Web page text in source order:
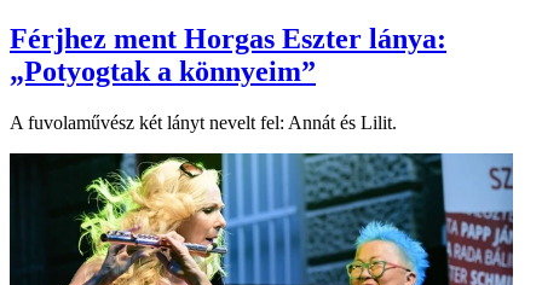
Férjhez ment Horgas Eszter lánya:
„Potyogtak a könnyeim”
A fuvolaművész két lányt nevelt fel: Annát és Lilit.